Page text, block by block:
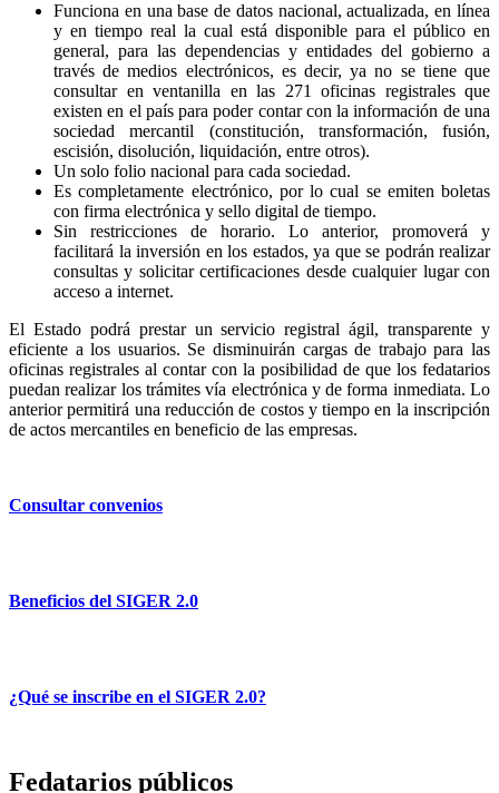
Funciona en una base de datos nacional, actualizada, en línea
y en tiempo real la cual está disponible para el público en
general, para las dependencias y entidades del gobierno a
través de medios electrónicos, es decir, ya no se tiene que
consultar en ventanilla en las 271 oficinas registrales que
existen en el país para poder contar con la información de una
sociedad mercantil (constitución, transformación, fusión,
escisión, disolución, liquidación, entre otros).
Un solo folio nacional para cada sociedad.
Es completamente electrónico, por lo cual se emiten boletas
con firma electrónica y sello digital de tiempo.
Sin restricciones de horario. Lo anterior, promoverá y
facilitará la inversión en los estados, ya que se podrán realizar
consultas y solicitar certificaciones desde cualquier lugar con
acceso a internet.
El Estado podrá prestar un servicio registral ágil, transparente y
eficiente a los usuarios. Se disminuirán cargas de trabajo para las
oficinas registrales al contar con la posibilidad de que los fedatarios
puedan realizar los trámites vía electrónica y de forma inmediata. Lo
anterior permitirá una reducción de costos y tiempo en la inscripción
de actos mercantiles en beneficio de las empresas.
Consultar convenios
Beneficios del SIGER 2.0
¿Qué se inscribe en el SIGER 2.0?
Fedatarios públicos